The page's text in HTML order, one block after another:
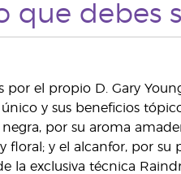
que debes
por el propio D. Gary
y sus beneficios
por su aroma
floral; y el alcanfor, por
la exclusiva técnica